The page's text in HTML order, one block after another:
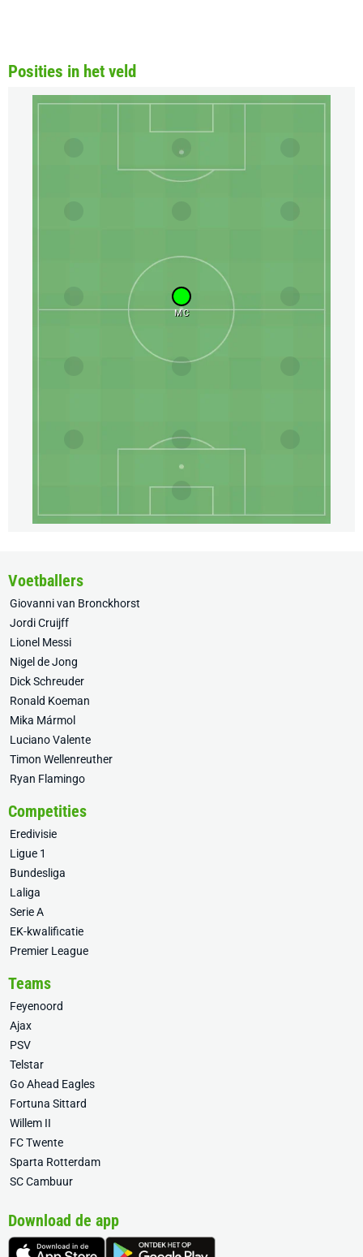
Posities in het veld
MC
Voetballers
Giovanni van Bronckhorst
Jordi Cruijff
Lionel Messi
Nigel de Jong
Dick Schreuder
Ronald Koeman
Mika Mármol
Luciano Valente
Timon Wellenreuther
Ryan Flamingo
Competities
Eredivisie
Ligue 1
Bundesliga
Laliga
Serie A
EK-kwalificatie
Premier League
Teams
Feyenoord
Ajax
PSV
Telstar
Go Ahead Eagles
Fortuna Sittard
Willem II
FC Twente
Sparta Rotterdam
SC Cambuur
Download de app